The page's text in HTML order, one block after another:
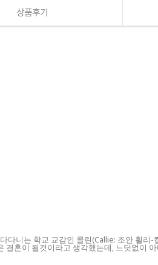
상품후기
니는 학교 교감인 콜린(Callie: 조안 휠리
혼이 될것이라고 생각했는데, 느닷없이